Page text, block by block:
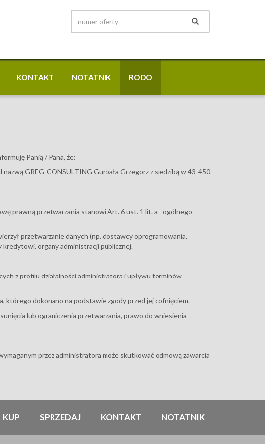
KONTAKT NOTATNIK RODO
Panią / Pana, że:
GREG-CONSULTING Gurbała Grzegorz z siedzibą w 43-450
prawną przetwarzania stanowi Art. 6 ust. 1 lit. a - ogólnego
przetwarzanie danych (np. dostawcy oprogramowania,
organy administracji publicznej.
z profilu działalności administratora i upływu terminów
którego dokonano na podstawie zgody przed jej cofnięciem.
lub ograniczenia przetwarzania, prawo do wniesienia
przez administratora może skutkować odmową zawarcia
KUP SPRZEDAJ KONTAKT NOTATNIK